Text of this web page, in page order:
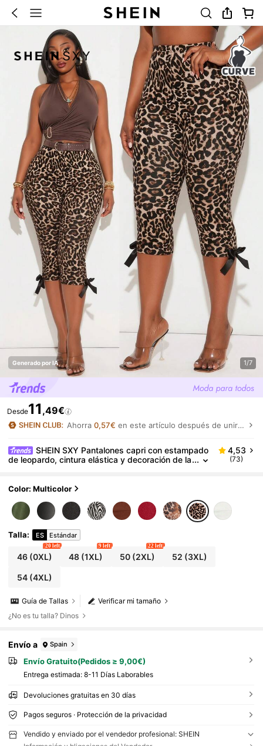
Generado por IA 1/7
Desde11 ,49€
Ahorra 0,57€ en este artículo después de unirte.
SHEIN SXY Pantalones capri con estampado
de leopardo, cintura elástica y decoración de la
4,53
(73)
Color: Multicolor
Talla: ES Estándar
46(0XL)
20 left
48 (1XL)
9 left
50(2XL)
22 left
52 (3XL)
54(4XL)
Verificar mi tamaño
Guía de Tallas
¿No es tu talla? Dinos
Envío a Spain
Envío Gratuito(Pedidos ≥ 9,00€)
Entrega estimada: 8-11 Días Laborables
Devoluciones gratuitas en 30 días
Pagos seguros · Protección de la privacidad
Vendido y enviado por el vendedor profesional: SHEIN